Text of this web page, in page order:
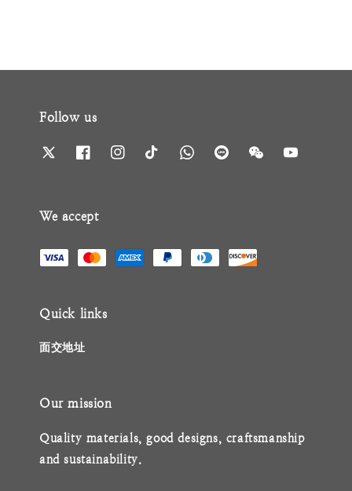
Follow us
We accept
Quick links
面交地址
Our mission
Quality materials, good designs, craftsmanship
and sustainability.